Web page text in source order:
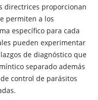
directrices proporcionan
permiten a los
específico para cada
pueden experimentar
de diagnóstico que
separado además
control de parásitos